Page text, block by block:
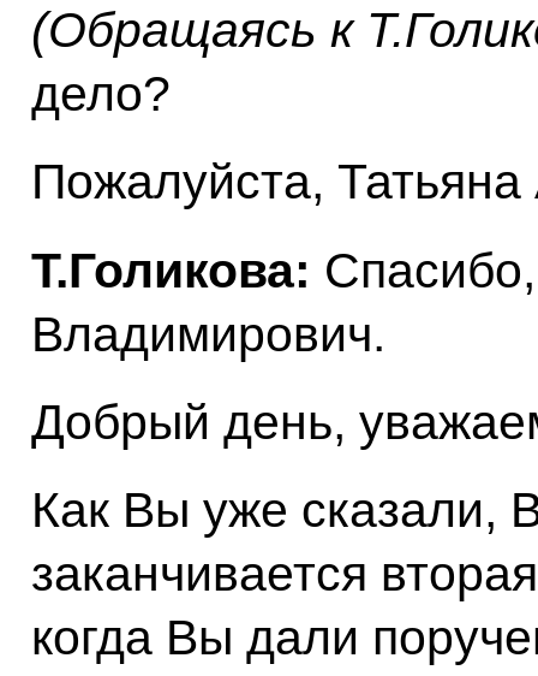
(Обращаясь к
дело?
Пожалуйста,
Т.Голикова:
Владимирович.
Добрый день,
Как Вы уже сказали,
заканчивается
когда Вы дали